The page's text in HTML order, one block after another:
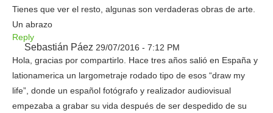
Tienes que ver el resto, algunas son verdaderas obras de arte.
Un abrazo
Reply
Sebastián Páez 29/07/2016 - 7:12 PM
Hola, gracias por compartirlo. Hace tres años salió en España y
lationamerica un largometraje rodado tipo de esos “draw my
life”, donde un español fotógrafo y realizador audiovisual
empezaba a grabar su vida después de ser despedido de su